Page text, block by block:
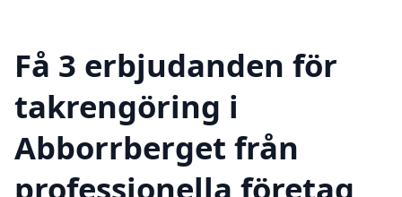
Få 3 erbjudanden för
takrengöring i
Abborrberget från
professionella företag